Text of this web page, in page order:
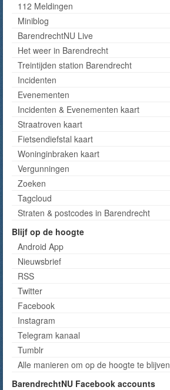
112 Meldingen
Miniblog
BarendrechtNU Live
Het weer in Barendrecht
Treintijden station Barendrecht
Incidenten
Evenementen
Incidenten & Evenementen kaart
Straatroven kaart
Fietsendiefstal kaart
Woninginbraken kaart
Vergunningen
Zoeken
Tagcloud
Straten & postcodes in Barendrecht
Blijf op de hoogte
Android App
Nieuwsbrief
RSS
Twitter
Facebook
Instagram
Telegram kanaal
Tumblr
Alle manieren om op de hoogte te blijven
BarendrechtNU Facebook accounts